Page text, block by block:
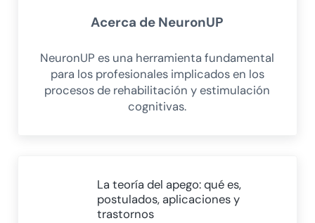
Acerca de NeuronUP
NeuronUP es una herramienta fundamental
para los profesionales implicados en los
procesos de rehabilitación y estimulación
cognitivas.
La teoría del apego: qué es,
postulados, aplicaciones y
trastornos